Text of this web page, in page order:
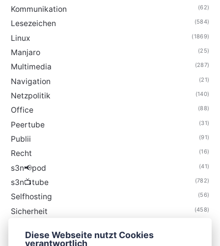
Kommunikation (62)
Lesezeichen (584)
Linux (1869)
Manjaro (25)
Multimedia (287)
Navigation (21)
Netzpolitik (140)
Office (88)
Peertube (31)
Publii (91)
Recht (16)
s3n📢pod (41)
s3n📺tube (782)
Selfhosting (56)
Sicherheit (458)
Thunderbird
Diese Webseite nutzt Cookies
verantwortlich